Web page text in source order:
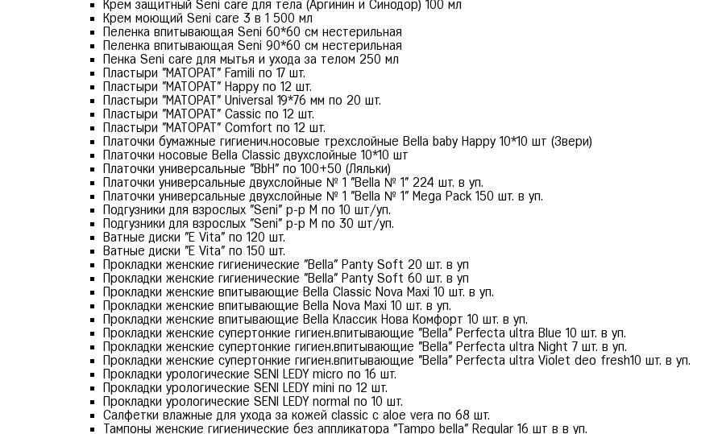
Крем защитный Seni care для тела (Аргинин и Синодор) 100 мл
Крем моющий Seni care 3 в 1 500 мл
Пеленка впитывающая Seni 60*60 см нестерильная
Пеленка впитывающая Seni 90*60 см нестерильная
Пенка Seni care для мытья и ухода за телом 250 мл
Пластыри "МАТОРАТ" Famili по 17 шт.
Пластыри "МАТОРАТ" Happy по 12 шт.
Пластыри "МАТОРАТ" Universal 19*76 мм по 20 шт.
Пластыри "МАТОРАТ" Сassic по 12 шт.
Пластыри "МАТОРАТ" Сomfort по 12 шт.
Платочки бумажные гигиенич.носовые трехслойные Bella baby Happy 10*10 шт (Звери)
Платочки носовые Bella Classic двухслойные 10*10 шт
Платочки универсальные "BbH" по 100+50 (Ляльки)
Платочки универсальные двухслойные № 1 "Bella № 1" 224 шт. в уп.
Платочки универсальные двухслойные № 1 "Bella № 1" Mega Pack 150 шт. в уп.
Подгузники для взрослых "Seni" р-р М по 10 шт/уп.
Подгузники для взрослых "Seni" р-р М по 30 шт/уп.
Ватные диски "E Vita" по 120 шт.
Ватные диски "E Vita" по 150 шт.
Прокладки женские гигиенические "Bella" Panty Soft 20 шт. в уп
Прокладки женские гигиенические "Bella" Panty Soft 60 шт. в уп
Прокладки женские впитывающие Bella Classic Nova Maxi 10 шт. в уп.
Прокладки женские впитывающие Bella Nova Maxi 10 шт. в уп.
Прокладки женские впитывающие Bella Классик Нова Комфорт 10 шт. в уп.
Прокладки женские супертонкие гигиен.впитывающие "Bella" Perfecta ultra Blue 10 шт. в уп.
Прокладки женские супертонкие гигиен.впитывающие "Bella" Perfecta ultra Night 7 шт. в уп.
Прокладки женские супертонкие гигиен.впитывающие "Bella" Perfecta ultra Violet deo fresh10 шт. в уп.
Прокладки урологические SENI LEDY micro по 16 шт.
Прокладки урологические SENI LEDY mini по 12 шт.
Прокладки урологические SENI LEDY normal по 10 шт.
Салфетки влажные для ухода за кожей classic c aloe vera по 68 шт.
Тампоны женские гигиенические без аппликатора "Tampo bella" Regular 16 шт в в уп.